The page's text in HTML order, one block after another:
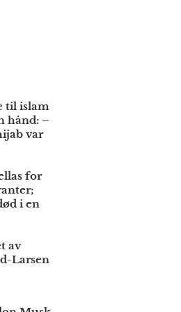
til islam
hånd: –
var
for
i en
av
Larsen